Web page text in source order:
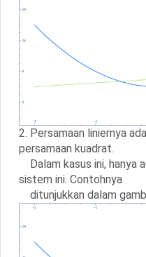
2. Persamaan liniernya
persamaan kuadrat.
Dalam kasus ini, hanya
sistem ini. Contohnya
ditunjukkan dalam